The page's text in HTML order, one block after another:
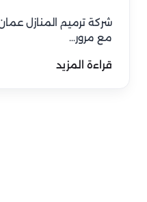
شركة ترميم المنازل
مع مرور…
قراءة المزيد